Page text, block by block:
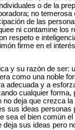
o de la
no
de las
ni contamine los
respeto e
firme en el
y su razón de ser:
como una noble
adecuada y a
cualquier
deja que crezca
sus ideas
sea el bien común
deja sus ideas pero